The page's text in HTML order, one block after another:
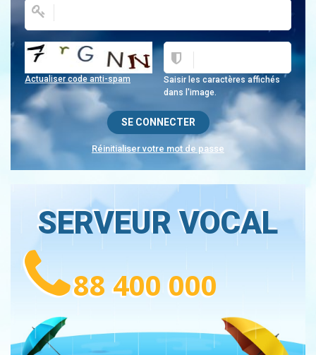
Saisir les caractères affichés
dans l'image.
Actualiser code anti-spam
Réinitialiser votre mot de passe
SERVEUR VOCAL
88 400 000